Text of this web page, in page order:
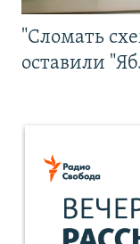
"Сломать
оставили